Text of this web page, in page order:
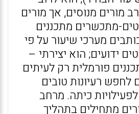
מורים מנוסים, אך מורים
מתכשרים מתכננים
מערכי שיעור על פי
ידועים; הוא יצירתי –
פורמלית רק לעיתים
לחפש רעיונות טובים
כיתה. מרחב
מתחילים בתהליך